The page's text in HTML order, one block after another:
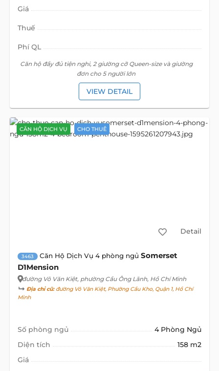
Giá
Thuế
Phí QL
Căn hộ đầy đủ tiện nghi, 2 giường cỡ Queen-size và giường
đơn cho 5 người lớn
VIEW DETAIL
CĂN HỘ DỊCH VỤ CHO THUÊ
Detail
3463 Căn Hộ Dịch Vụ 4 phòng ngủ Somerset
D1Mension
đường Võ Văn Kiệt, phường Cầu Ông Lãnh, Hồ Chí Minh
Địa chỉ cũ:đường Võ Văn Kiệt, Phường Cầu Kho, Quận 1, Hồ Chí
Minh
Số phòng ngủ
4 Phòng Ngủ
Diện tích
158 m2
Giá